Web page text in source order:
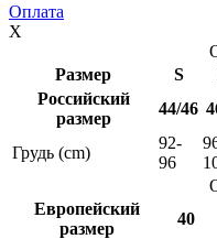
Оплата
X
Размер
S
Российский
размер
44/46
Грудь (cm)
92-
96
Европейский
размер
40